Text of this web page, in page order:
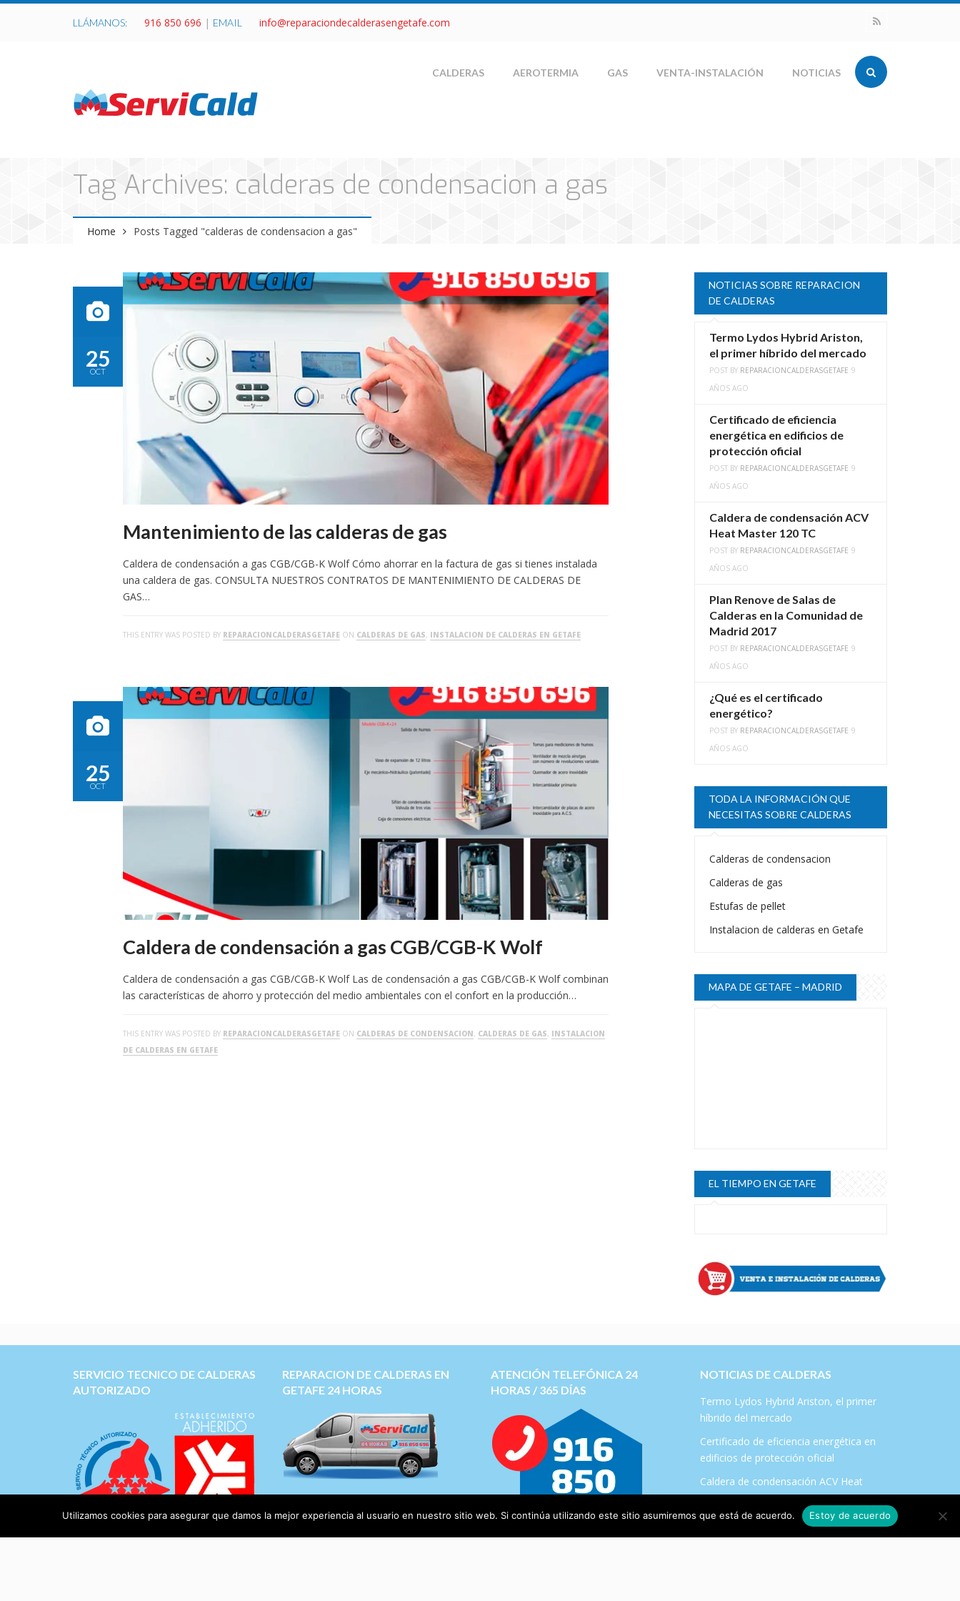
LLÁMANOS: 916 850 696 | EMAIL info@reparaciondecalderasengetafe.com
CALDERAS AEROTERMIA GAS VENTA-INSTALACIÓN NOTICIAS
Tag Archives: calderas de condensacion a gas
Home Posts Tagged "calderas de condensacion a gas"
25
OCT
Mantenimiento de las calderas de gas
Caldera de condensación a gas CGB/CGB-K Wolf Cómo ahorrar en la factura de gas si tienes instalada
una caldera de gas. CONSULTA NUESTROS CONTRATOS DE MANTENIMIENTO DE CALDERAS DE
GAS…
THIS ENTRY WAS POSTED BY REPARACIONCALDERASGETAFE ON CALDERAS DE GAS, INSTALACION DE CALDERAS EN GETAFE
25
OCT
Caldera de condensación a gas CGB/CGB-K Wolf
Caldera de condensación a gas CGB/CGB-K Wolf Las de condensación a gas CGB/CGB-K Wolf combinan
las características de ahorro y protección del medio ambientales con el confort en la producción…
THIS ENTRY WAS POSTED BY REPARACIONCALDERASGETAFE ON CALDERAS DE CONDENSACION, CALDERAS DE GAS, INSTALACION
DE CALDERAS EN GETAFE
NOTICIAS SOBRE REPARACION
DE CALDERAS
Termo Lydos Hybrid Ariston,
el primer híbrido del mercado
POST BY REPARACIONCALDERASGETAFE 9
AÑOS AGO
Certificado de eficiencia
energética en edificios de
protección oficial
POST BY REPARACIONCALDERASGETAFE 9
AÑOS AGO
Caldera de condensación ACV
Heat Master 120 TC
POST BY REPARACIONCALDERASGETAFE 9
AÑOS AGO
Plan Renove de Salas de
Calderas en la Comunidad de
Madrid 2017
POST BY REPARACIONCALDERASGETAFE 9
AÑOS AGO
¿Qué es el certificado
energético?
POST BY REPARACIONCALDERASGETAFE 9
AÑOS AGO
TODA LA INFORMACIÓN QUE
NECESITAS SOBRE CALDERAS
Calderas de condensacion
Calderas de gas
Estufas de pellet
Instalacion de calderas en Getafe
MAPA DE GETAFE – MADRID
EL TIEMPO EN GETAFE
Utilizamos cookies para asegurar que damos la mejor experiencia al usuario en nuestro sitio web. Si continúa utilizando este sitio asumiremos que está de acuerdo. Estoy de acuerdo
SERVICIO TECNICO DE CALDERAS
AUTORIZADO
REPARACION DE CALDERAS EN
GETAFE 24 HORAS
Servicio tecnico de calderasSaunier
Duval, Roca, Junkers, Ferroli,
ATENCIÓN TELEFÓNICA 24
HORAS / 365 DÍAS
NOTICIAS DE CALDERAS
Termo Lydos Hybrid Ariston, el primer
híbrido del mercado
Certificado de eficiencia energética en
edificios de protección oficial
Caldera de condensación ACV Heat
Master 120 TC
Plan Renove de Salas de Calderas en la
Comunidad de Madrid 2017